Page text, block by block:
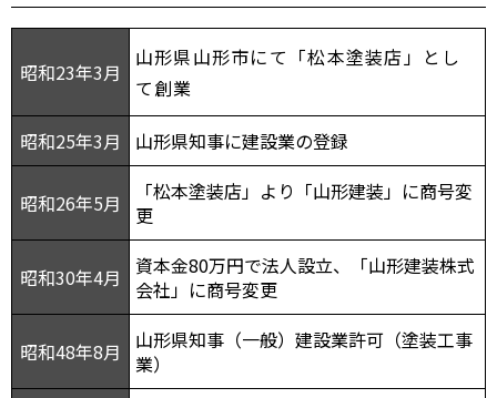
昭和23年3月
山形県山形市にて「松本塗装店」とし
て創業
昭和25年3月
山形県知事に建設業の登録
昭和26年5月
「松本塗装店」より「山形建装」に商号変
更
昭和30年4月
資本金80万円で法人設立、「山形建装株式
会社」に商号変更
昭和48年8月
山形県知事（一般）建設業許可（塗装工事
業）